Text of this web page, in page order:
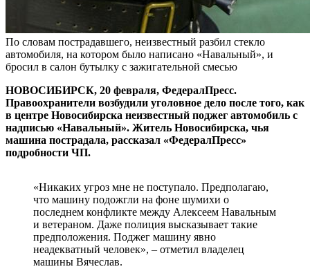
По словам пострадавшего, неизвестный разбил стекло
автомобиля, на котором было написано «Навальный», и
бросил в салон бутылку с зажигательной смесью
НОВОСИБИРСК, 20 февраля, ФедералПресс.
Правоохранители возбудили уголовное дело после того, как
в центре Новосибирска неизвестный поджег автомобиль с
надписью «Навальный». Житель Новосибирска, чья
машина пострадала, рассказал «ФедералПресс»
подробности ЧП.
«Никаких угроз мне не поступало. Предполагаю,
что машину подожгли на фоне шумихи о
последнем конфликте между Алексеем Навальным
и ветераном. Даже полиция высказывает такие
предположения. Поджег машину явно
неадекватный человек», – отметил владелец
машины Вячеслав.